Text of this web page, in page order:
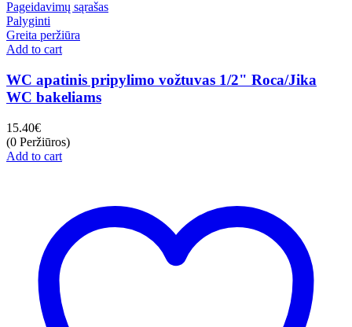
Pageidavimų sąrašas
Palyginti
Greita peržiūra
Add to cart
WC apatinis pripylimo vožtuvas 1/2" Roca/Jika
WC bakeliams
15.40€
(0 Peržiūros)
Add to cart